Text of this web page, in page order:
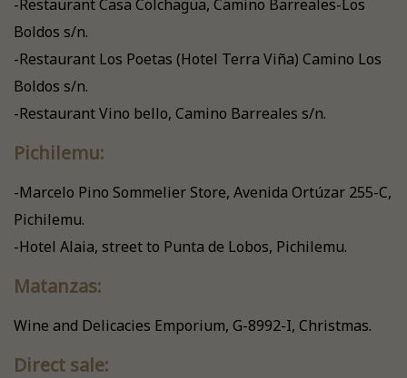
-Restaurant Casa Colchagua, Camino Barreales-Los
Boldos s/n.
-Restaurant Los Poetas (Hotel Terra Viña) Camino Los
Boldos s/n.
-Restaurant Vino bello, Camino Barreales s/n.
Pichilemu:
-Marcelo Pino Sommelier Store, Avenida Ortúzar 255-C,
Pichilemu.
-Hotel Alaia, street to Punta de Lobos, Pichilemu.
Matanzas:
Wine and Delicacies Emporium, G-8992-I, Christmas.
Direct sale: